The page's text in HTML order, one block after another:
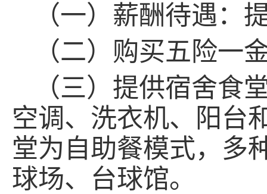
（一）薪酬待遇：
（二）购买五险一
（三）提供宿舍食
空调、洗衣机、阳台
堂为自助餐模式，多
球场、台球馆。